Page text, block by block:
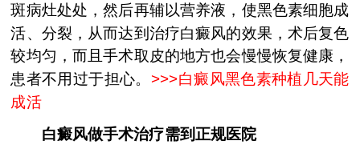
斑病灶处处，然后再辅以营养液，使黑色素细胞成
活、分裂，从而达到治疗白癜风的效果，术后复色
较均匀，而且手术取皮的地方也会慢慢恢复健康，
患者不用过于担心。 >>>白癜风黑色素种植几天能
成活
白癜风做手术治疗需到正规医院